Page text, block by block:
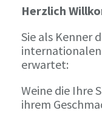
Herzlich
Sie als Kenner
internationalen
erwartet:
Weine die Ihre
ihrem